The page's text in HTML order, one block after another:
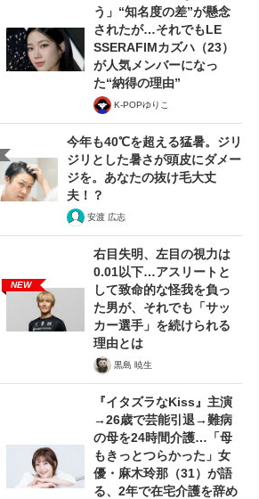
う」“知名度の差”が懸念
されたが…それでもLE
SSERAFIMカズハ（23）
が人気メンバーになっ
た“納得の理由”
K-POPゆりこ
今年も40℃を超える猛暑。ジリ
ジリとした暑さが頭皮にダメー
ジを。あなたの抜け毛大丈
夫！？
安渡 広志
NEW
右目失明、左目の視力は
0.01以下…アスリートと
して致命的な怪我を負っ
た男が、それでも「サッ
カー選手」を続けられる
理由とは
黒島 暁生
『イタズラなKiss』主演
→26歳で芸能引退→難病
の母を24時間介護…「母
もきっとつらかった」女
優・麻木玲那（31）が語
る、2年で在宅介護を辞め